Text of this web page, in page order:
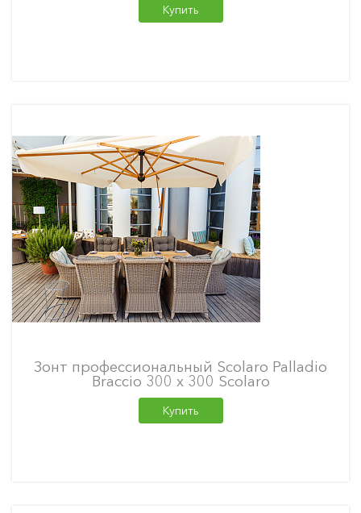
Купить
Зонт профессиональный Scolaro Palladio
Braccio 300 х 300 Scolaro
Купить